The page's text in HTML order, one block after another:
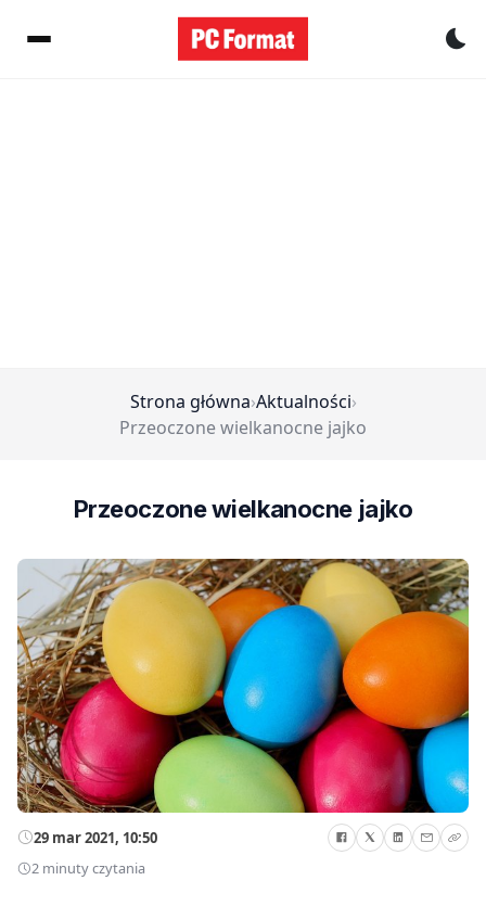
Strona główna›Aktualności›
Przeoczone wielkanocne jajko
Przeoczone wielkanocne jajko
29 mar 2021, 10:50
2 minuty czytania